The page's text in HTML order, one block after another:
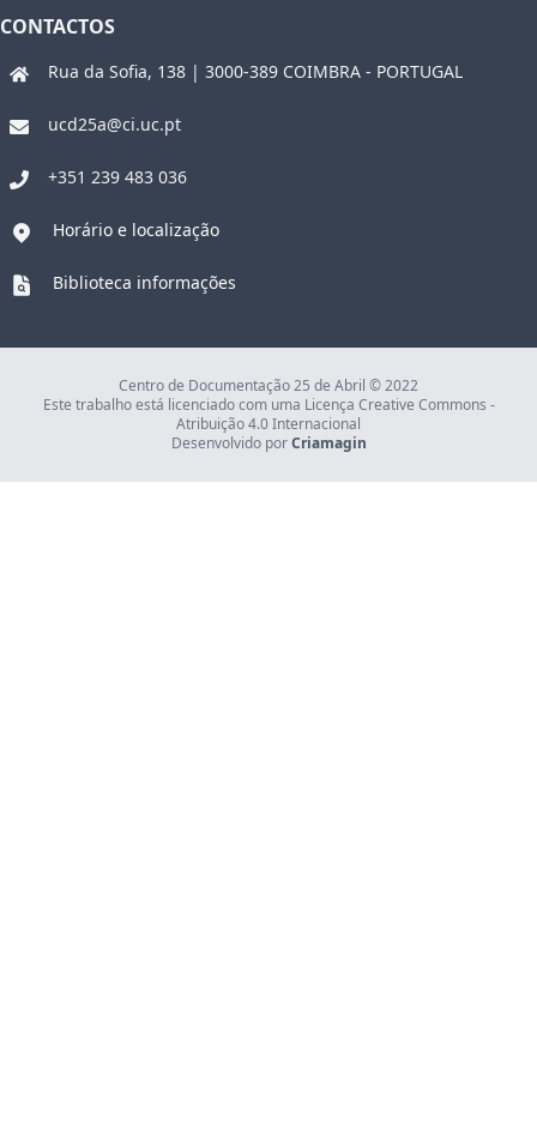
CONTACTOS
Rua da Sofia, 138 | 3000-389 COIMBRA - PORTUGAL
ucd25a@ci.uc.pt
+351 239 483 036
Horário e localização
Biblioteca informações
Centro de Documentação 25 de Abril © 2022
Este trabalho está licenciado com uma Licença Creative Commons -
Atribuição 4.0 Internacional
Desenvolvido por Criamagin